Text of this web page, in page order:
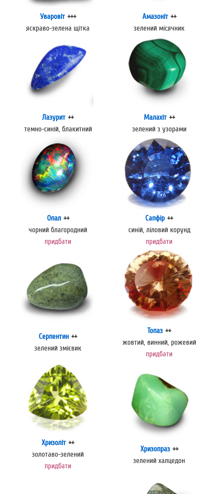
Уваровіт +++
яскраво-зелена щітка
Амазоніт ++
зелений місячник
Лазурит ++
темно-синій, блакитний
Малахіт ++
зелений з узорами
Опал ++
чорний благородний
придбати
Сапфір ++
синій, ліловий корунд
придбати
Серпентин ++
зелений змієвик
Топаз ++
жовтий, винний, рожевий
придбати
Хризоліт ++
золотаво-зелений
придбати
Хризопраз ++
зелений халцедон